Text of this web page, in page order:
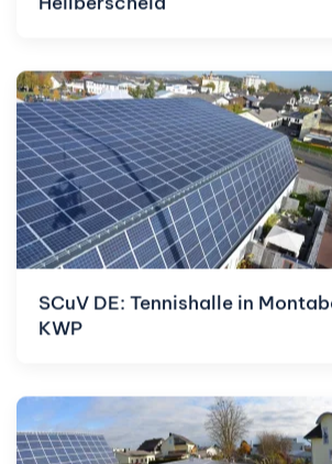
SCuV DE: Tennishalle in
KWP